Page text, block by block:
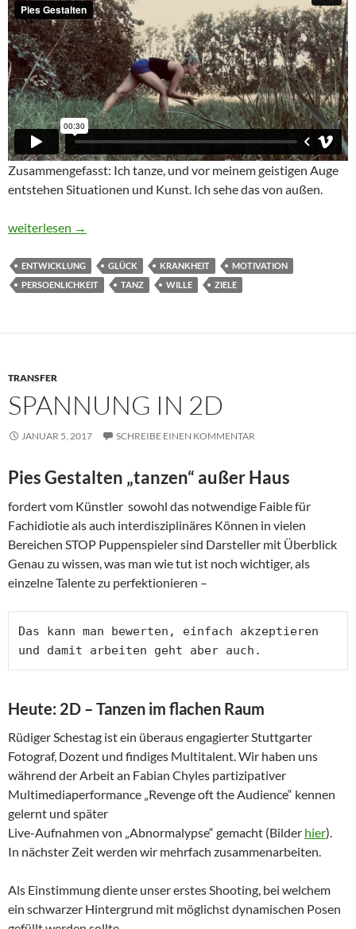
Zusammengefasst: Ich tanze, und vor meinem geistigen Auge
entstehen Situationen und Kunst. Ich sehe das von außen.
Woher Kraft?
weiterlesen →
ENTWICKLUNG GLÜCK KRANKHEIT
MOTIVATION
PERSOENLICHKEIT
TANZ WILLE ZIELE
TRANSFER
SPANNUNG IN 2D
JANUAR 5, 2017 SCHREIBE EINEN KOMMENTAR
Pies Gestalten „tanzen“ außer Haus
fordert vom Künstler sowohl das notwendige Faible für
Fachidiotie als auch interdisziplinäres Können in vielen
Bereichen STOP Puppenspieler sind Darsteller mit Überblick
Genau zu wissen, was man wie tut ist noch wichtiger, als
einzelne Talente zu perfektionieren –
Das kann man bewerten, einfach akzeptieren
und damit arbeiten geht aber auch.
Heute: 2D – Tanzen im flachen Raum
Rüdiger Schestag ist ein überaus engagierter Stuttgarter
Fotograf, Dozent und findiges Multitalent. Wir haben uns
während der Arbeit an Fabian Chyles partizipativer
Multimediaperformance „Revenge oft the Audience“ kennen
gelernt und später
Live-Aufnahmen von „Abnormalypse“ gemacht (Bilder hier).
In nächster Zeit werden wir mehrfach zusammenarbeiten.
Als Einstimmung diente unser erstes Shooting, bei welchem
ein schwarzer Hintergrund mit möglichst dynamischen Posen